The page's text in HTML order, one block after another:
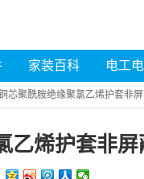
家装百科 电工
芯聚酰胺绝缘聚氯乙烯护套非
乙烯护套非